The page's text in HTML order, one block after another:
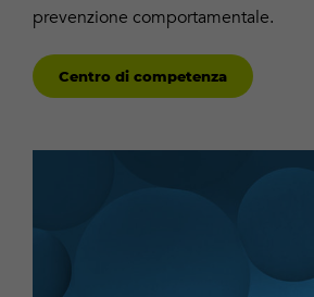
prevenzione comportamentale.
Centro di competenza